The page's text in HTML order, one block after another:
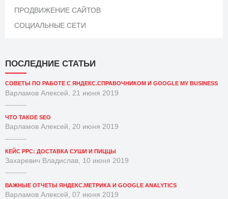
ПРОДВИЖЕНИЕ САЙТОВ
СОЦИАЛЬНЫЕ СЕТИ
ПОСЛЕДНИЕ СТАТЬИ
СОВЕТЫ ПО РАБОТЕ С ЯНДЕКС.СПРАВОЧНИКОМ И GOOGLE MY BUSINESS
Варламов Алексей, 21 июня 2019
ЧТО ТАКОЕ SEO
Варламов Алексей, 20 июня 2019
КЕЙС PPC: ДОСТАВКА СУШИ И ПИЦЦЫ
Захаревич Владислав, 10 июня 2019
ВАЖНЫЕ ОТЧЕТЫ ЯНДЕКС.МЕТРИКА И GOOGLE ANALYTICS
Варламов Алексей, 07 июня 2019